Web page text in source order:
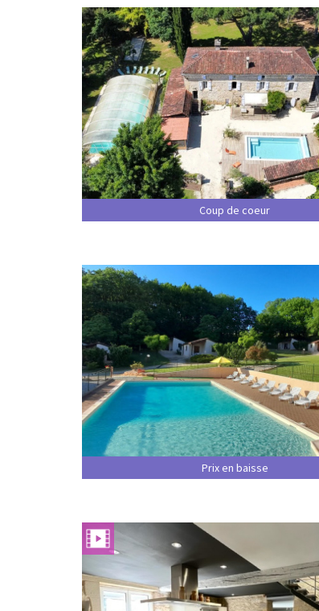
Coup de coeur
Prix en baisse